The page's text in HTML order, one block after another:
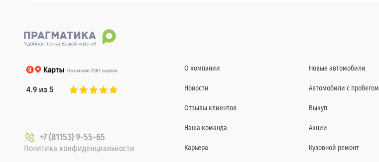
+7 (81153) 9-55-65
Политика конфиденциальности
О компании
Новости
Отзывы клиентов
Наша команда
Карьера
Новые автомобили
Автомобили с пробегом
Выкуп
Акции
Кузовной ремонт